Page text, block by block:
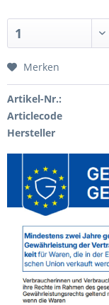
Merken
Artikel-Nr.:
Articlecode
Hersteller